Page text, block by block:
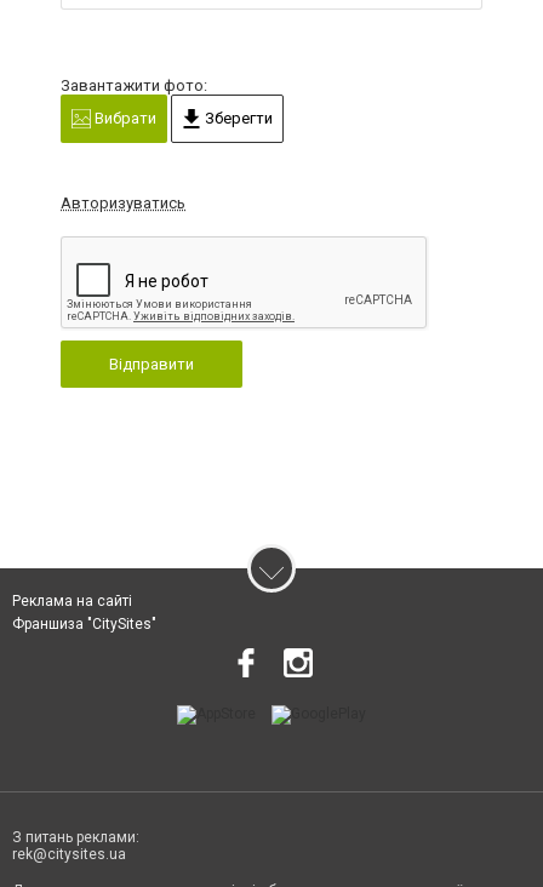
Завантажити фото:
Вибрати
Зберегти
Авторизуватись
Відправити
Реклама на сайті
Франшиза "CitySites"
З питань реклами:
rek@citysites.ua